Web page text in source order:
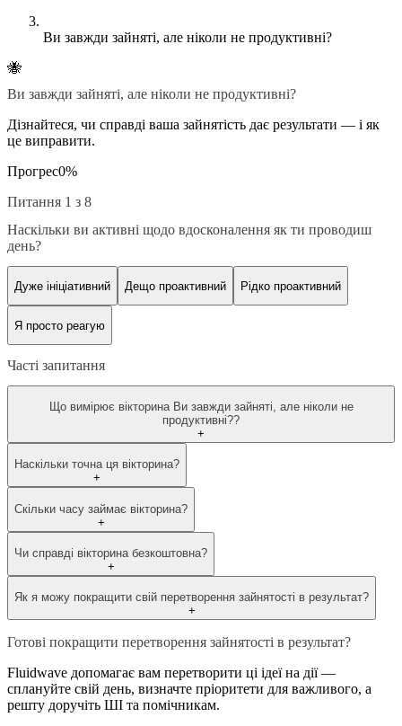
Ви завжди зайняті, але ніколи не продуктивні?
🐝
Ви завжди зайняті, але ніколи не продуктивні?
Дізнайтеся, чи справді ваша зайнятість дає результати — і як
це виправити.
Прогрес0%
Питання 1 з 8
Наскільки ви активні щодо вдосконалення як ти проводиш
день?
Дуже ініціативний Дещо проактивний Рідко проактивний
Я просто реагую
Часті запитання
Що вимірює вікторина Ви завжди зайняті, але ніколи не
продуктивні??
+
Наскільки точна ця вікторина?
+
Скільки часу займає вікторина?
+
Чи справді вікторина безкоштовна?
+
Як я можу покращити свій перетворення зайнятості в результат?
+
Готові покращити перетворення зайнятості в результат?
Fluidwave допомагає вам перетворити ці ідеї на дії —
сплануйте свій день, визначте пріоритети для важливого, а
решту доручіть ШІ та помічникам.